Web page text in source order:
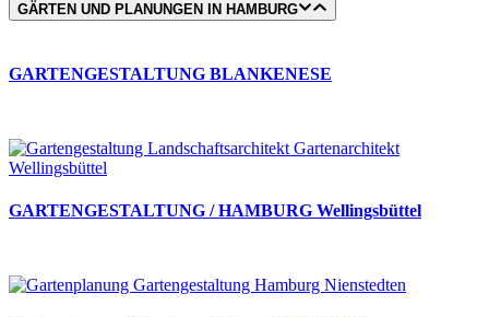
GÄRTEN UND PLANUNGEN IN HAMBURG
GARTENGESTALTUNG BLANKENESE
GARTENGESTALTUNG / HAMBURG Wellingsbüttel